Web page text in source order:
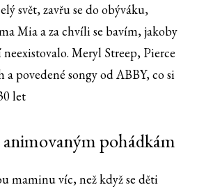
svět, zavřu se do obýváku,
Mia a za chvíli se bavím, jakoby
Meryl Streep, Pierce
povedené songy od ABBY, co si
let
pohádkám
maminu víc, než když se děti